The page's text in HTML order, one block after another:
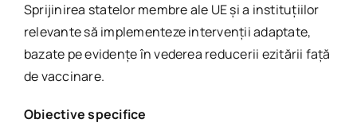
Sprijinirea statelor membre ale UE și a instituțiilor
relevante să implementeze intervenții adaptate,
bazate pe evidențe în vederea reducerii ezitării față
de vaccinare.
Obiective specifice